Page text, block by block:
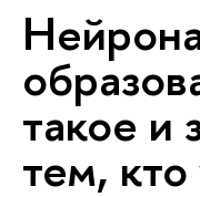
такое и
тем,